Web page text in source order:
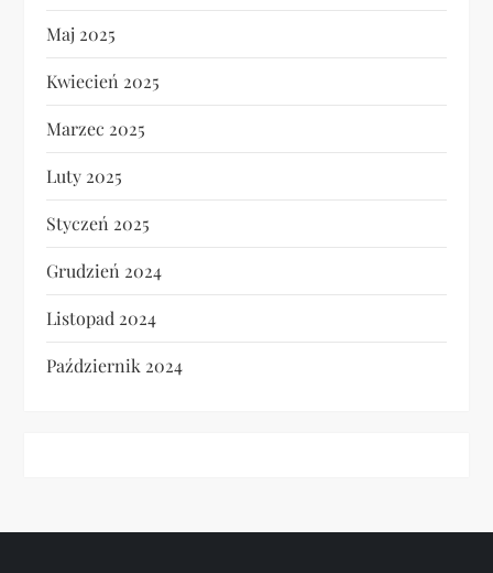
Maj 2025
Kwiecień 2025
Marzec 2025
Luty 2025
Styczeń 2025
Grudzień 2024
Listopad 2024
Październik 2024